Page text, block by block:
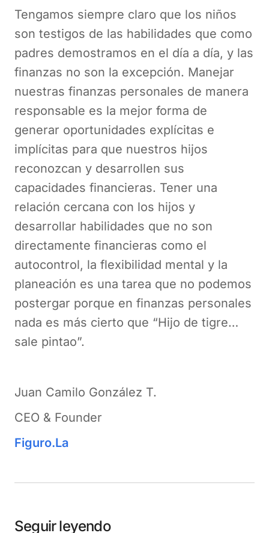
Tengamos siempre claro que los niños
son testigos de las habilidades que como
padres demostramos en el día a día, y las
finanzas no son la excepción. Manejar
nuestras finanzas personales de manera
responsable es la mejor forma de
generar oportunidades explícitas e
implícitas para que nuestros hijos
reconozcan y desarrollen sus
capacidades financieras. Tener una
relación cercana con los hijos y
desarrollar habilidades que no son
directamente financieras como el
autocontrol, la flexibilidad mental y la
planeación es una tarea que no podemos
postergar porque en finanzas personales
nada es más cierto que “Hijo de tigre…
sale pintao”.
Juan Camilo González T.
CEO & Founder
Figuro.La
Seguir leyendo